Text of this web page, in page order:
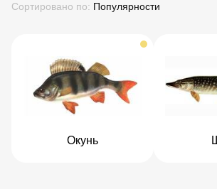
Сортировано по: Популярности
Окунь